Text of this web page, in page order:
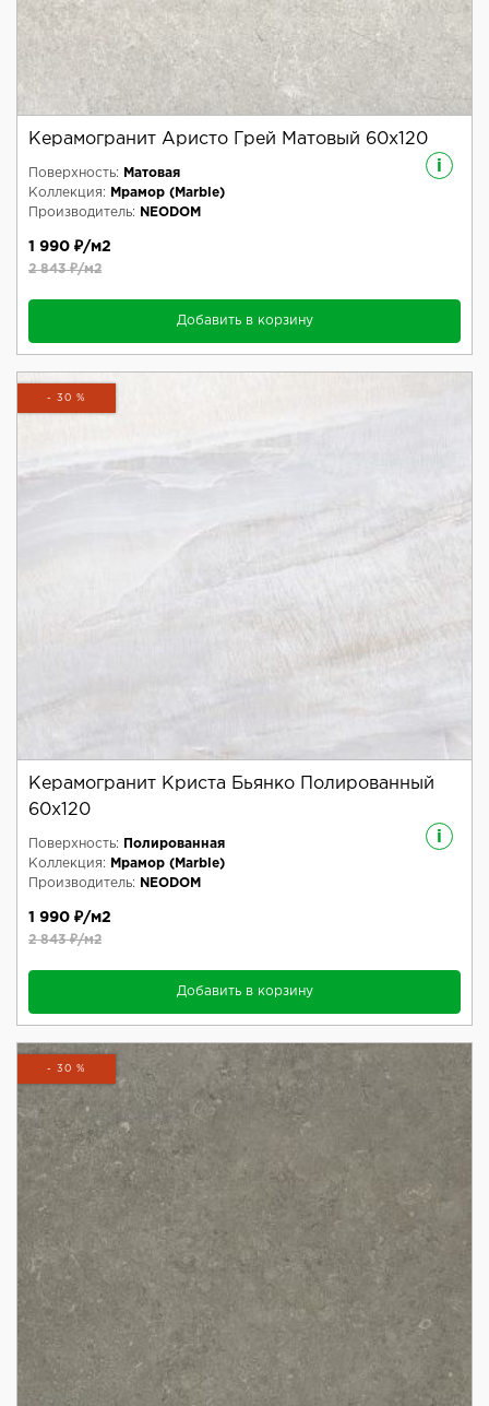
Керамогранит Аристо Грей Матовый 60x120
i
Поверхность:
Матовая
Коллекция:
Мрамор (Marble)
Производитель:
NEODOM
1 990 ₽/м2
2 843 ₽/м2
Добавить в корзину
- 30 %
Керамогранит Криста Бьянко Полированный
60x120
i
Поверхность:
Полированная
Коллекция:
Мрамор (Marble)
Производитель:
NEODOM
1 990 ₽/м2
2 843 ₽/м2
Добавить в корзину
- 30 %